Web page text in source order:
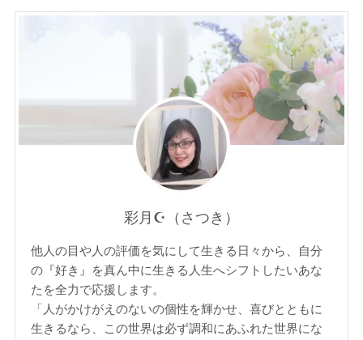
彩月☪︎（さつき）
他人の目や人の評価を気にして生きる日々から、自分
の『好き』を真ん中に生きる人生へシフトしたいあな
たを全力で応援します。
「人がかけがえのないの個性を輝かせ、喜びとともに
生きるなら、この世界は必ず調和にあふれた世界にな